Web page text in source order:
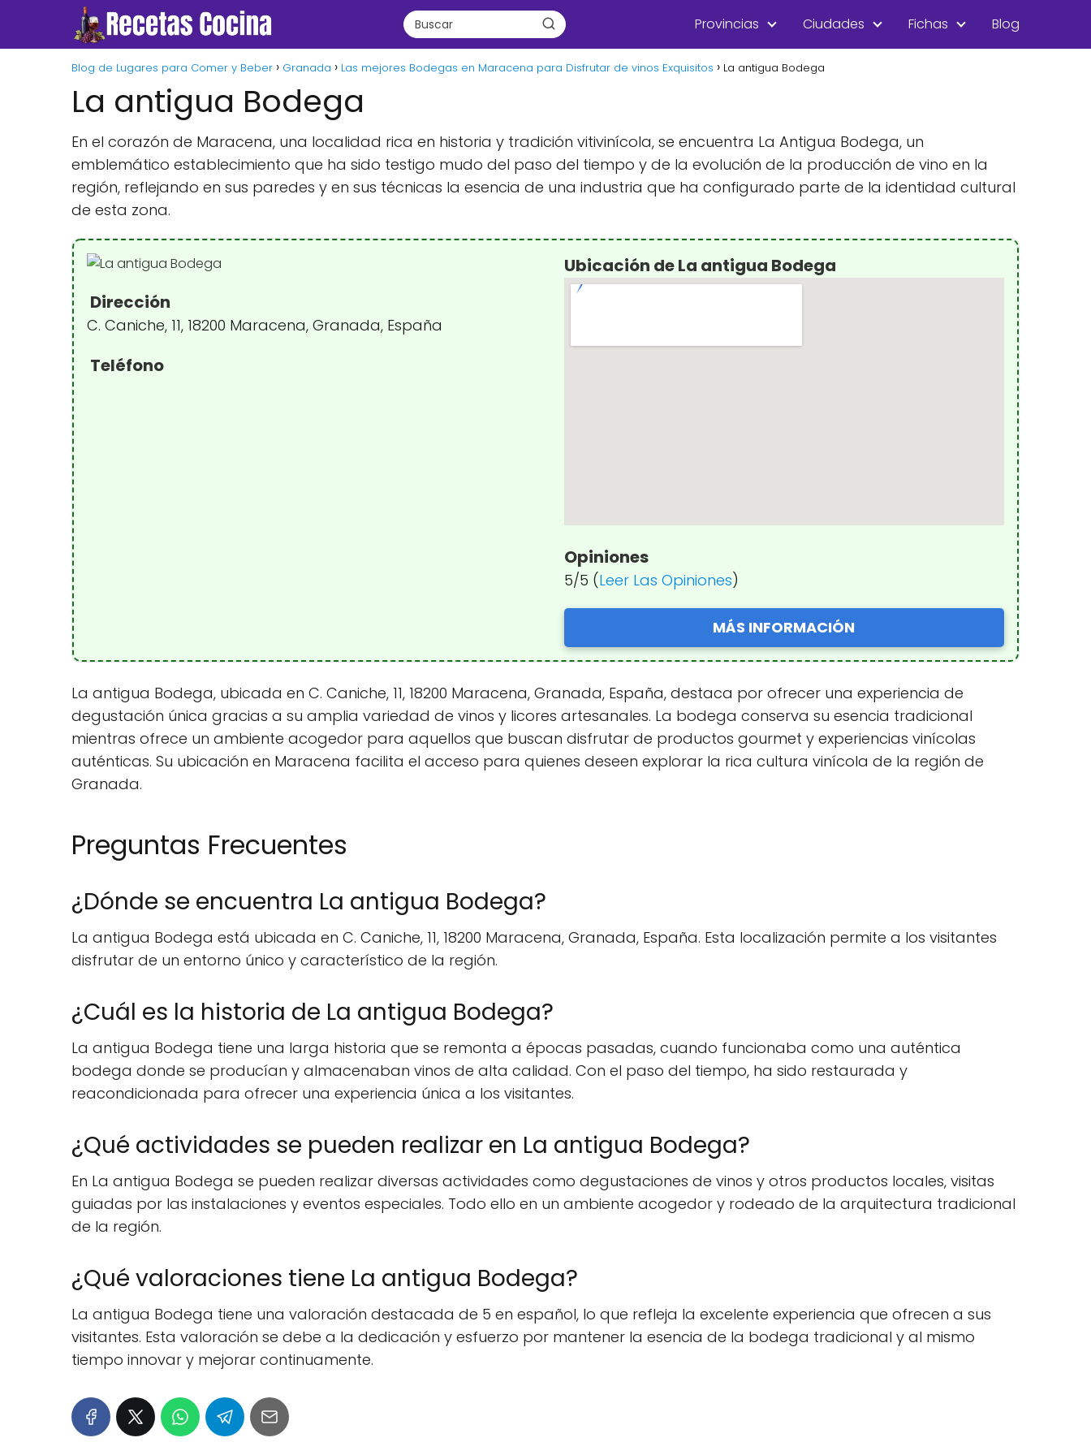
Provincias Ciudades Fichas Blog
Blog de Lugares para Comer y Beber Granada Las mejores Bodegas en Maracena para Disfrutar de vinos Exquisitos La antigua Bodega
La antigua Bodega
En el corazón de Maracena, una localidad rica en historia y tradición vitivinícola, se encuentra La Antigua Bodega, un
emblemático establecimiento que ha sido testigo mudo del paso del tiempo y de la evolución de la producción de vino en la
región, reflejando en sus paredes y en sus técnicas la esencia de una industria que ha configurado parte de la identidad cultural
de esta zona.
Dirección
C. Caniche, 11, 18200 Maracena, Granada, España
Teléfono
Ubicación de La antigua Bodega
Opiniones
5/5 (Leer Las Opiniones)
MÁS INFORMACIÓN
La antigua Bodega, ubicada en C. Caniche, 11, 18200 Maracena, Granada, España, destaca por ofrecer una experiencia de
degustación única gracias a su amplia variedad de vinos y licores artesanales. La bodega conserva su esencia tradicional
mientras ofrece un ambiente acogedor para aquellos que buscan disfrutar de productos gourmet y experiencias vinícolas
auténticas. Su ubicación en Maracena facilita el acceso para quienes deseen explorar la rica cultura vinícola de la región de
Granada.
Preguntas Frecuentes
¿Dónde se encuentra La antigua Bodega?
La antigua Bodega está ubicada en C. Caniche, 11, 18200 Maracena, Granada, España. Esta localización permite a los visitantes
disfrutar de un entorno único y característico de la región.
¿Cuál es la historia de La antigua Bodega?
La antigua Bodega tiene una larga historia que se remonta a épocas pasadas, cuando funcionaba como una auténtica
bodega donde se producían y almacenaban vinos de alta calidad. Con el paso del tiempo, ha sido restaurada y
reacondicionada para ofrecer una experiencia única a los visitantes.
¿Qué actividades se pueden realizar en La antigua Bodega?
En La antigua Bodega se pueden realizar diversas actividades como degustaciones de vinos y otros productos locales, visitas
guiadas por las instalaciones y eventos especiales. Todo ello en un ambiente acogedor y rodeado de la arquitectura tradicional
de la región.
¿Qué valoraciones tiene La antigua Bodega?
La antigua Bodega tiene una valoración destacada de 5 en español, lo que refleja la excelente experiencia que ofrecen a sus
visitantes. Esta valoración se debe a la dedicación y esfuerzo por mantener la esencia de la bodega tradicional y al mismo
tiempo innovar y mejorar continuamente.